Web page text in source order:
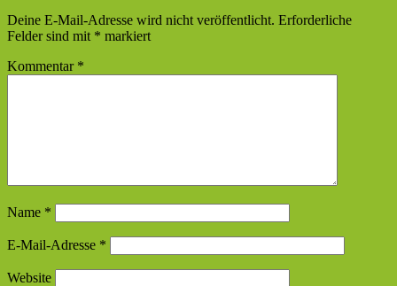
Deine E-Mail-Adresse wird nicht veröffentlicht. Erforderliche
Felder sind mit * markiert
Kommentar *
Name *
E-Mail-Adresse *
Website